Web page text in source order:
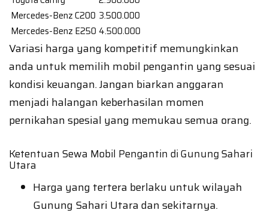
Mercedes-Benz C200 3.500.000
Mercedes-Benz E250 4.500.000
Variasi harga yang kompetitif memungkinkan
anda untuk memilih mobil pengantin yang sesuai
kondisi keuangan. Jangan biarkan anggaran
menjadi halangan keberhasilan momen
pernikahan spesial yang memukau semua orang.
Ketentuan Sewa Mobil Pengantin di Gunung Sahari
Utara
Harga yang tertera berlaku untuk wilayah
Gunung Sahari Utara dan sekitarnya.